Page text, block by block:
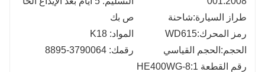
طراز السيارة:شاحنة
رمز المحرك:WD615
الحجم:الحجم القياسي
رقم القطعة 1:HE400WG-8
ص بك
المواد: K18
رقمك: 3790064-8895